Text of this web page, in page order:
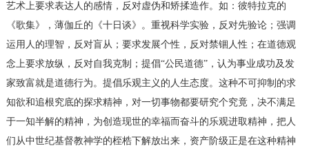
艺术上要求表达人的感情，反对虚伪和矫揉造作。如：彼特拉克的
《歌集》，薄伽丘的《十日谈》。重视科学实验，反对先验论；强调
运用人的理智，反对盲从；要求发展个性，反对禁锢人性；在道德观
念上要求放纵，反对自我克制；提倡“公民道德”，认为事业成功及发
家致富就是道德行为。提倡乐观主义的人生态度。这种不可抑制的求
知欲和追根究底的探求精神，对一切事物都要研究个究竟，决不满足
于一知半解的精神，为创造现世的幸福而奋斗的乐观进取精神，把人
们从中世纪基督教神学的桎梏下解放出来，资产阶级正是在这种精神